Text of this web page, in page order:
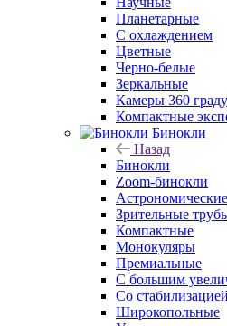
Планетарные
С охлаждением
Цветные
Черно-белые
Зеркальные
Камеры 360
Компактные
Бинокли
Назад
Бинокли
Zoom-бинокли
Астрономические
Зрительные
Компактные
Монокуляры
Премиальные
С большим
Со стабилизацией
Широкопольные